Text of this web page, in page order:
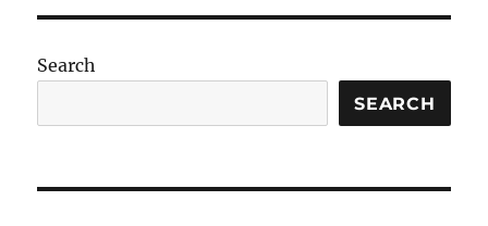
Mewujudkan
Profesional
Ekonomi
Search
SEARCH